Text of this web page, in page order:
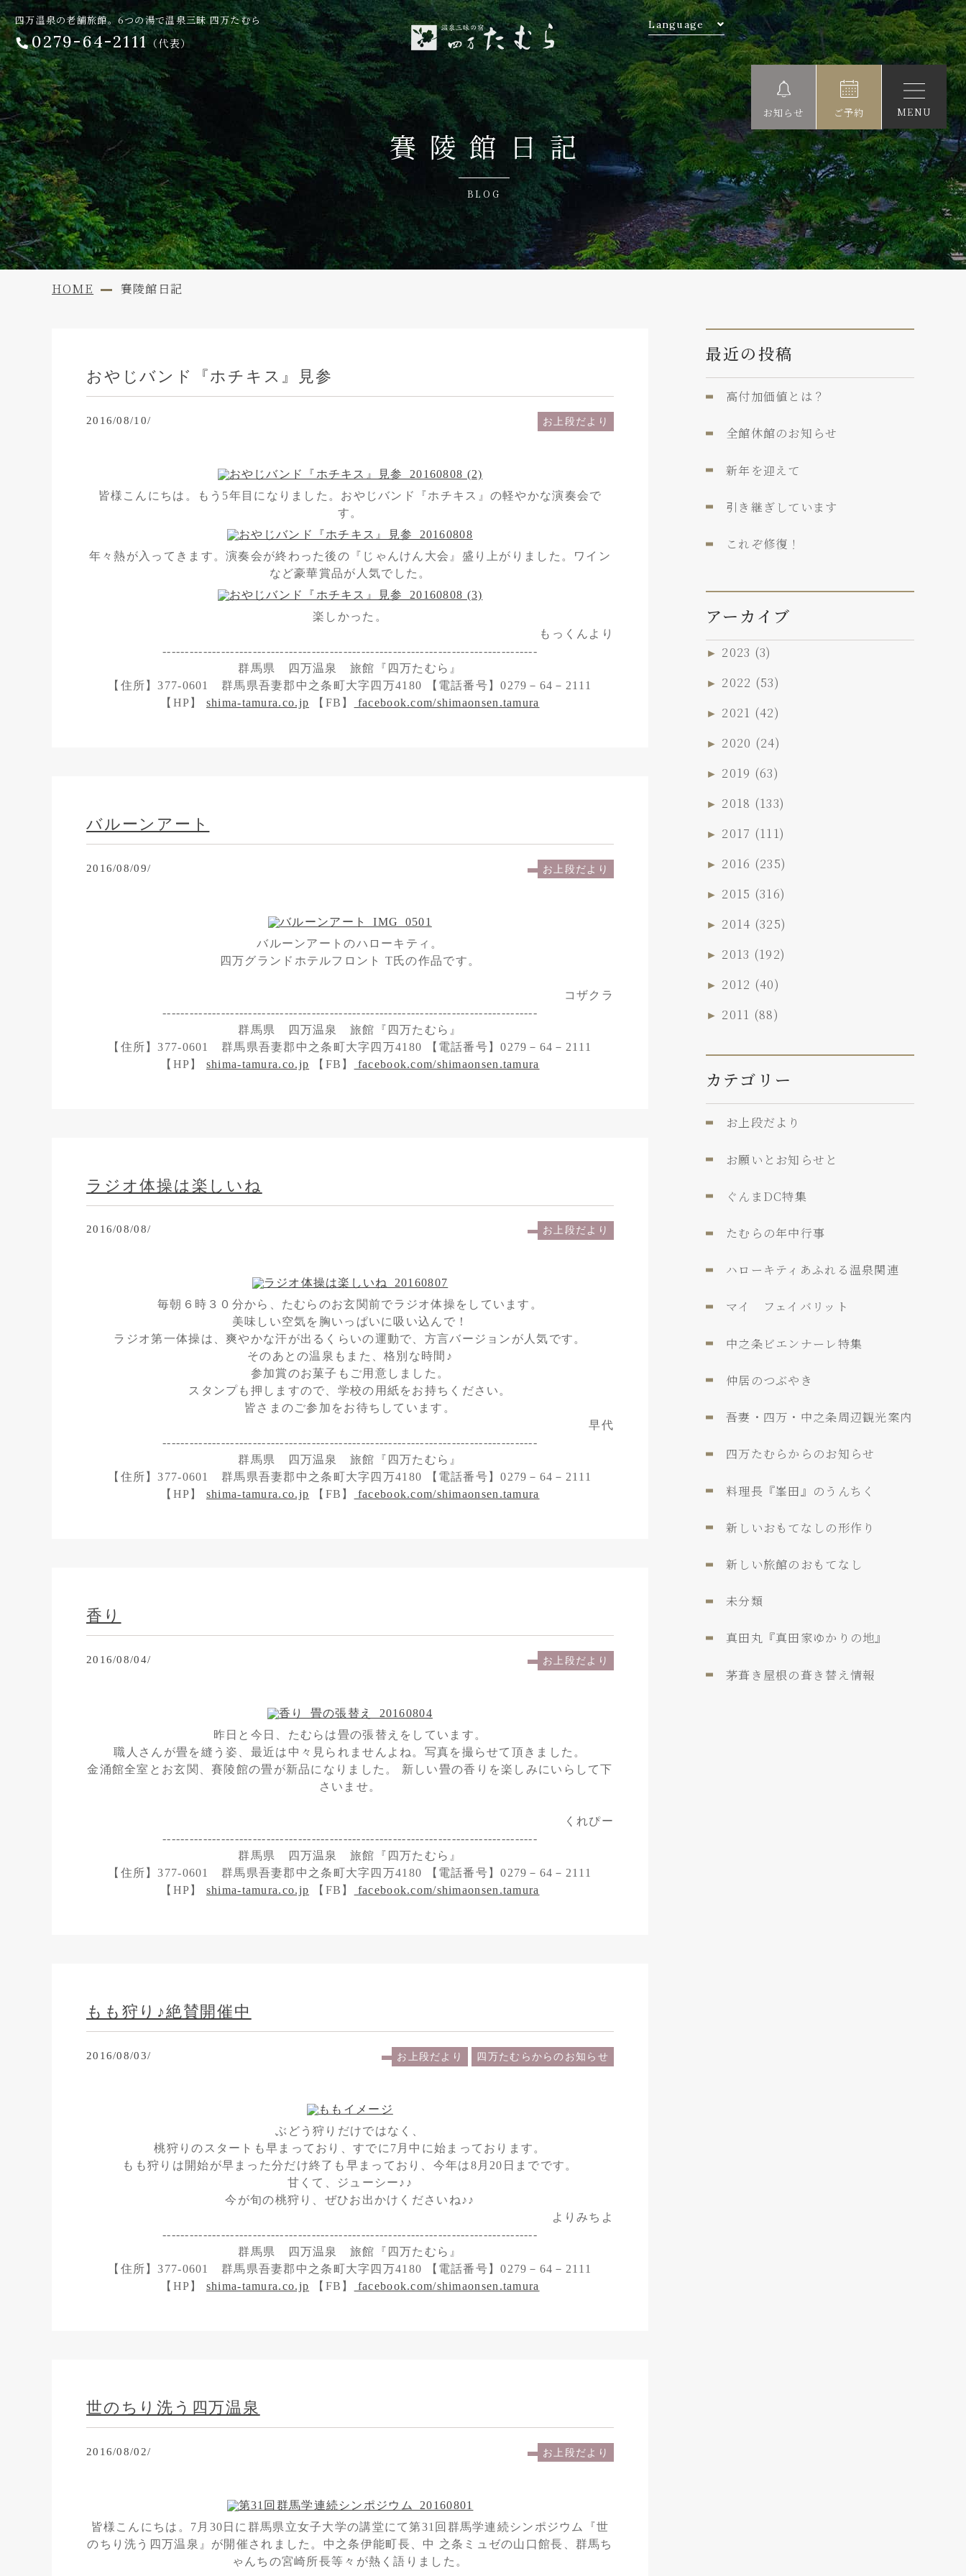
四万温泉の老舗旅館。6つの湯で温泉三昧 四万たむら
0279-64-2111 （代表）
Language
賽陵館日記
BLOG
HOME 賽陵館日記
おやじバンド『ホチキス』見参
2016/08/10/ お上段だより
皆様こんにちは。もう5年目になりました。おやじバンド『ホチキス』の軽やかな演奏会で
す。
年々熱が入ってきます。演奏会が終わった後の『じゃんけん大会』盛り上がりました。ワイン
など豪華賞品が人気でした。
楽しかった。
もっくんより
-----------------------------------------------------------------------------------
群馬県 四万温泉 旅館『四万たむら』
【住所】377-0601 群馬県吾妻郡中之条町大字四万4180 【電話番号】0279－64－2111
【HP】 shima-tamura.co.jp 【FB】 facebook.com/shimaonsen.tamura
バルーンアート
2016/08/09/ お上段だより
バルーンアートのハローキティ。
四万グランドホテルフロント T氏の作品です。
コザクラ
-----------------------------------------------------------------------------------
群馬県 四万温泉 旅館『四万たむら』
【住所】377-0601 群馬県吾妻郡中之条町大字四万4180 【電話番号】0279－64－2111
【HP】 shima-tamura.co.jp 【FB】 facebook.com/shimaonsen.tamura
ラジオ体操は楽しいね
2016/08/08/ お上段だより
毎朝６時３０分から、たむらのお玄関前でラジオ体操をしています。
美味しい空気を胸いっぱいに吸い込んで！
ラジオ第一体操は、爽やかな汗が出るくらいの運動で、方言バージョンが人気です。
そのあとの温泉もまた、格別な時間♪
参加賞のお菓子もご用意しました。
スタンプも押しますので、学校の用紙をお持ちください。
皆さまのご参加をお待ちしています。
早代
-----------------------------------------------------------------------------------
群馬県 四万温泉 旅館『四万たむら』
【住所】377-0601 群馬県吾妻郡中之条町大字四万4180 【電話番号】0279－64－2111
【HP】 shima-tamura.co.jp 【FB】 facebook.com/shimaonsen.tamura
香り
2016/08/04/ お上段だより
昨日と今日、たむらは畳の張替えをしています。
職人さんが畳を縫う姿、最近は中々見られませんよね。写真を撮らせて頂きました。
金涌館全室とお玄関、賽陵館の畳が新品になりました。 新しい畳の香りを楽しみにいらして下
さいませ。
くれぴー
-----------------------------------------------------------------------------------
群馬県 四万温泉 旅館『四万たむら』
【住所】377-0601 群馬県吾妻郡中之条町大字四万4180 【電話番号】0279－64－2111
【HP】 shima-tamura.co.jp 【FB】 facebook.com/shimaonsen.tamura
もも狩り♪絶賛開催中
2016/08/03/ お上段だより 四万たむらからのお知らせ
ぶどう狩りだけではなく、
桃狩りのスタートも早まっており、すでに7月中に始まっております。
もも狩りは開始が早まった分だけ終了も早まっており、今年は8月20日までです。
甘くて、ジューシー♪♪
今が旬の桃狩り、ぜひお出かけくださいね♪♪
よりみちよ
-----------------------------------------------------------------------------------
群馬県 四万温泉 旅館『四万たむら』
【住所】377-0601 群馬県吾妻郡中之条町大字四万4180 【電話番号】0279－64－2111
【HP】 shima-tamura.co.jp 【FB】 facebook.com/shimaonsen.tamura
世のちり洗う四万温泉
2016/08/02/ お上段だより
皆様こんにちは。7月30日に群馬県立女子大学の講堂にて第31回群馬学連続シンポジウム『世
のちり洗う四万温泉』が開催されました。中之条伊能町長、中 之条ミュゼの山口館長、群馬ち
ゃんちの宮崎所長等々が熱く語りました。
最近の投稿
高付加価値とは？
全館休館のお知らせ
新年を迎えて
引き継ぎしています
これぞ修復！
アーカイブ
► 2023 (3)
► 2022 (53)
► 2021 (42)
► 2020 (24)
► 2019 (63)
► 2018 (133)
► 2017 (111)
► 2016 (235)
► 2015 (316)
► 2014 (325)
► 2013 (192)
► 2012 (40)
► 2011 (88)
カテゴリー
お上段だより
お願いとお知らせと
ぐんまDC特集
たむらの年中行事
ハローキティあふれる温泉関連
マイ フェイバリット
中之条ビエンナーレ特集
仲居のつぶやき
吾妻・四万・中之条周辺観光案内
四万たむらからのお知らせ
料理長『峯田』のうんちく
新しいおもてなしの形作り
新しい旅館のおもてなし
未分類
真田丸『真田家ゆかりの地』
茅葺き屋根の葺き替え情報
お知らせ ご予約 MENU